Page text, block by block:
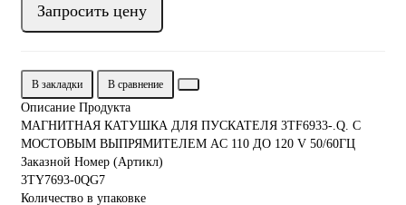
Запросить цену
В закладки В сравнение
Описание Продукта
МАГНИТНАЯ КАТУШКА ДЛЯ ПУСКАТЕЛЯ 3TF6933-.Q. С
МОСТОВЫМ ВЫПРЯМИТЕЛЕМ AC 110 ДО 120 V 50/60ГЦ
Заказной Номер (Артикл)
3TY7693-0QG7
Количество в упаковке